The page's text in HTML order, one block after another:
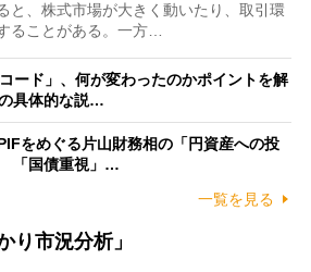
、株式市場が大きく動いたり、取引環
ることがある。一方…
ード」、何が変わったのかポイントを解
具体的な説…
をめぐる片山財務相の「円資産への投
「国債重視」…
一覧を見る
り市況分析」